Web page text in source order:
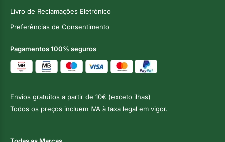
Livro de Reclamações Eletrónico
Preferências de Consentimento
Pagamentos 100% seguros
Envios gratuitos a partir de 10€ (exceto ilhas)
Todos os preços incluem IVA à taxa legal em vigor.